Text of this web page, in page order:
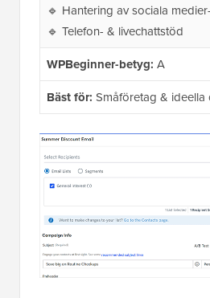
🔹 Hantering av sociala
🔹 Telefon- & livechattstöd
WPBeginner-betyg: A
Bäst för: Småföretag &